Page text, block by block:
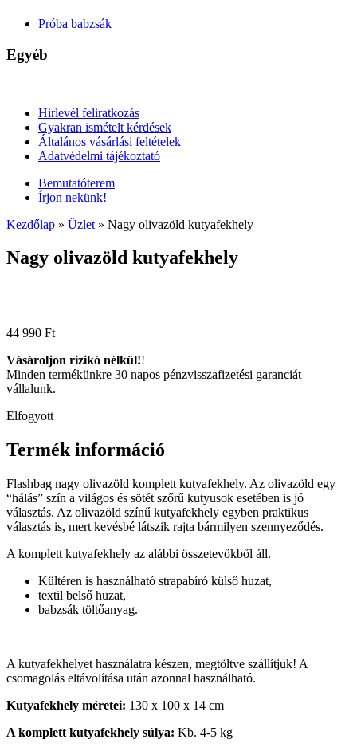
Próba babzsák
Egyéb
Hirlevél feliratkozás
Gyakran ismételt kérdések
Általános vásárlási feltételek
Adatvédelmi tájékoztató
Bemutatóterem
Írjon nekünk!
Kezdőlap » Üzlet » Nagy olivazöld kutyafekhely
Nagy olivazöld kutyafekhely
44 990 Ft
Vásároljon rizikó nélkül!!
Minden termékünkre 30 napos pénzvisszafizetési garanciát
vállalunk.
Elfogyott
Termék információ
Flashbag nagy olivazöld komplett kutyafekhely. Az olivazöld egy
“hálás” szín a világos és sötét szőrű kutyusok esetében is jó
választás. Az olivazöld színű kutyafekhely egyben praktikus
választás is, mert kevésbé látszik rajta bármilyen szennyeződés.
A komplett kutyafekhely az alábbi összetevőkből áll.
Kültéren is használható strapabíró külső huzat,
textil belső huzat,
babzsák töltőanyag.
A kutyafekhelyet használatra készen, megtöltve szállítjuk! A
csomagolás eltávolítása után azonnal használható.
Kutyafekhely méretei: 130 x 100 x 14 cm
A komplett kutyafekhely súlya: Kb. 4-5 kg